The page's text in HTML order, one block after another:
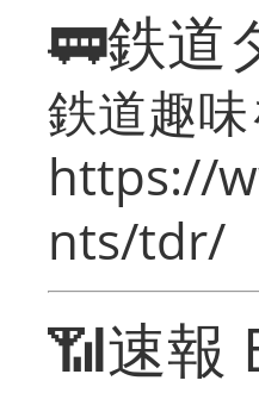
🚃鉄道
鉄道趣
https://
nts/tdr/
📶速報